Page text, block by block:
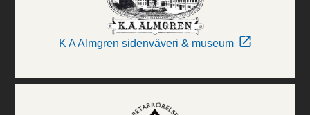
K A Almgren sidenväveri & museum